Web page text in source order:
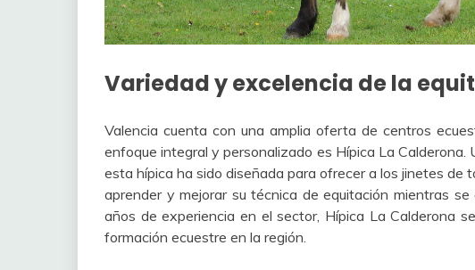
Variedad y excelencia de la
Valencia cuenta con una amplia oferta de centros
enfoque integral y personalizado es Hípica La Calderona.
esta hípica ha sido diseñada para ofrecer a los jinetes de
aprender y mejorar su técnica de equitación mientras
años de experiencia en el sector, Hípica La Calderona
formación ecuestre en la región.